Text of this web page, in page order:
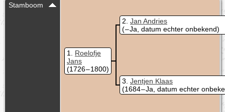
Stamboom
1
Roelofje
Jans
(1726 – 1800)
2 Jan Andries
( – Ja, datum echter onbekend)
3 Jentjen Klaas
(1684 – Ja, datum echter